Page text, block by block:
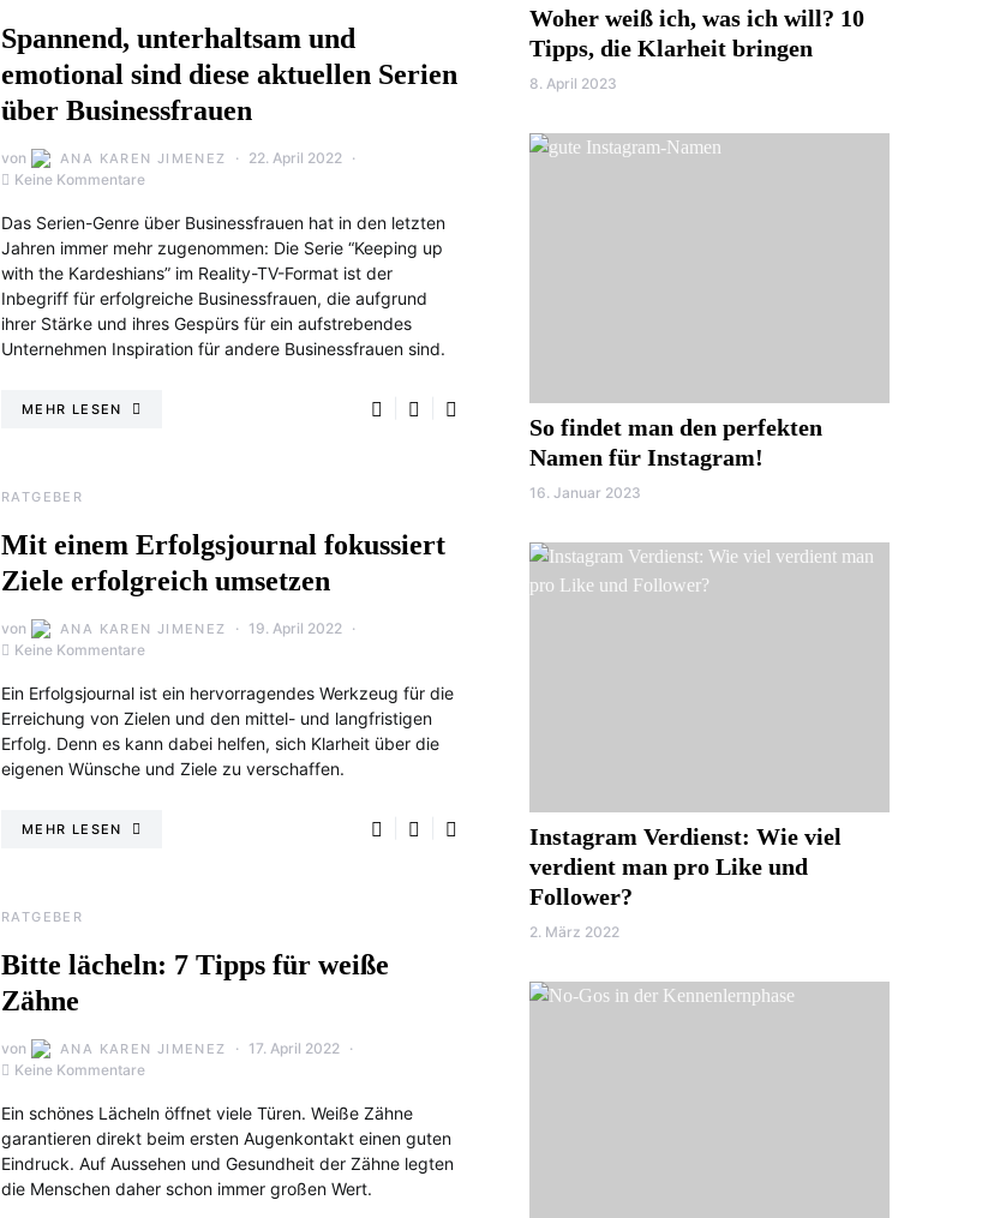
Spannend, unterhaltsam und
emotional sind diese aktuellen Serien
über Businessfrauen
von ANA KAREN JIMENEZ
22. April 2022
Keine Kommentare
Das Serien-Genre über Businessfrauen hat in den letzten
Jahren immer mehr zugenommen: Die Serie “Keeping up
with the Kardeshians” im Reality-TV-Format ist der
Inbegriff für erfolgreiche Businessfrauen, die aufgrund
ihrer Stärke und ihres Gespürs für ein aufstrebendes
Unternehmen Inspiration für andere Businessfrauen sind.
MEHR LESEN
RATGEBER
Mit einem Erfolgsjournal fokussiert
Ziele erfolgreich umsetzen
von ANA KAREN JIMENEZ
19. April 2022
Keine Kommentare
Ein Erfolgsjournal ist ein hervorragendes Werkzeug für die
Erreichung von Zielen und den mittel- und langfristigen
Erfolg. Denn es kann dabei helfen, sich Klarheit über die
eigenen Wünsche und Ziele zu verschaffen.
MEHR LESEN
RATGEBER
Bitte lächeln: 7 Tipps für weiße
Zähne
von ANA KAREN JIMENEZ
17. April 2022
Keine Kommentare
Ein schönes Lächeln öffnet viele Türen. Weiße Zähne
garantieren direkt beim ersten Augenkontakt einen guten
Eindruck. Auf Aussehen und Gesundheit der Zähne legten
die Menschen daher schon immer großen Wert.
Woher weiß ich, was ich will? 10
Tipps, die Klarheit bringen
8. April 2023
So findet man den perfekten
Namen für Instagram!
16. Januar 2023
Instagram Verdienst: Wie viel
verdient man pro Like und
Follower?
2. März 2022